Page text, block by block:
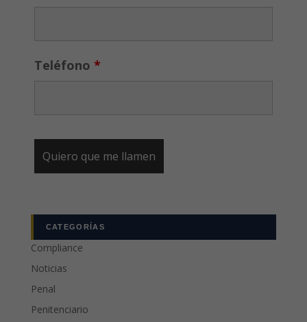
Teléfono *
CATEGORÍAS
Compliance
Noticias
Penal
Penitenciario